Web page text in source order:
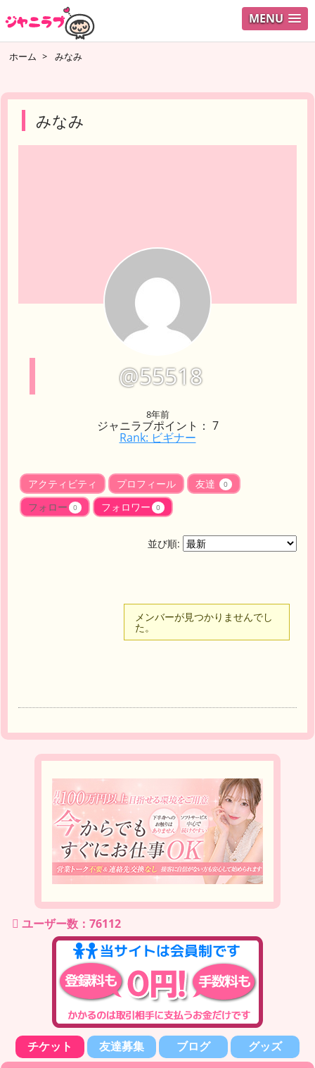
MENU ログイ
ホーム > みなみ
みなみ
@55518
8年前
ジャニラブポイント： 7
Rank: ビギナー
アクティビティ プロフィール 友達 0
フォロー 0 フォロワー 0
並び順:
メンバーが見つかりませんでし
た。
ユーザー数：76112
チケット 友達募集 ブログ グッズ